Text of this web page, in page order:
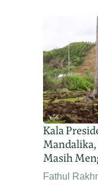
Kala
Mandalika,
Masih
Fathul